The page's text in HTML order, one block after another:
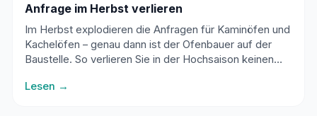
Anfrage im Herbst verlieren
Im Herbst explodieren die Anfragen für Kaminöfen und
Kachelöfen – genau dann ist der Ofenbauer auf der
Baustelle. So verlieren Sie in der Hochsaison keinen
automatisch.
Lesen →